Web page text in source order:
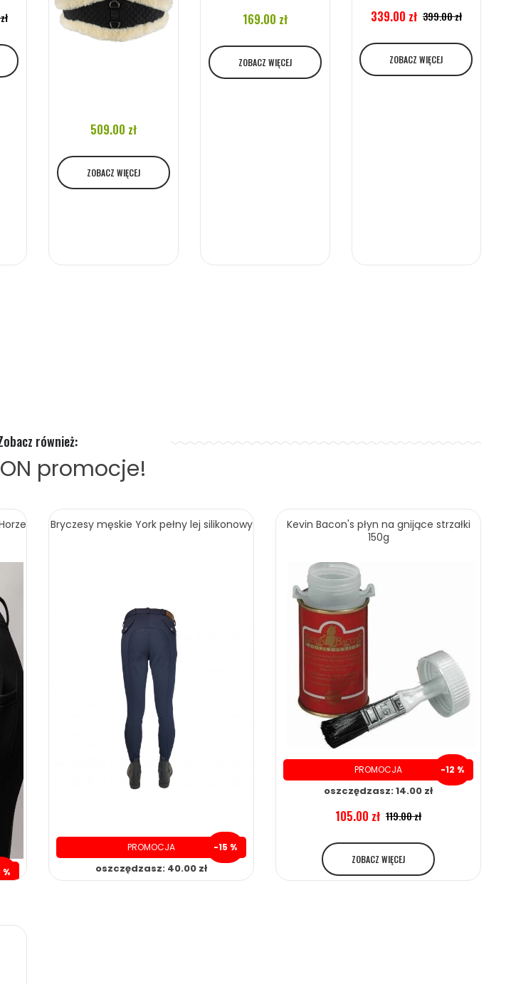
509.00 zł
ZOBACZ WIĘCEJ
169.00 zł
ZOBACZ WIĘCEJ
339.00 zł 399.00 zł
ZOBACZ WIĘCEJ
również:
promocje!
Bryczesy męskie York pełny lej silikonowy
PROMOCJA -15 %
oszczędzasz: 40.00 zł
Kevin Bacon's płyn na gnijące strzałki
150g
PROMOCJA -12 %
oszczędzasz: 14.00 zł
105.00 zł 119.00 zł
ZOBACZ WIĘCEJ